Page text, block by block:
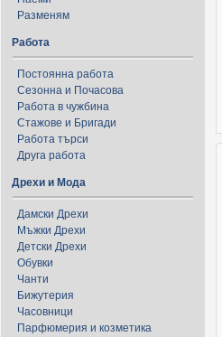
Разменям
Работа
Постоянна работа
Сезонна и Почасова
Работа в чужбина
Стажове и Бригади
Работа търси
Друга работа
Дрехи и Мода
Дамски Дрехи
Мъжки Дрехи
Детски Дрехи
Обувки
Чанти
Бижутерия
Часовници
Парфюмерия и козметика